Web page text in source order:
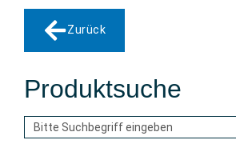
Zurück
Produktsuche